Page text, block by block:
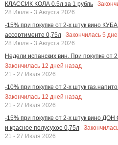
КЛАССИК КОЛА 0,5л за 1 рубль
28 Июля - 3 Августа 2026
-15% при покупке от 2-х штук вино
ассортименте 0,75л
Закончилась 5
28 Июля - 3 Августа 2026
Недели испанских вин. При покупке от
Закончилась 12 дней назад
21 - 27 Июля 2026
-10% при покупке от 2-х штук
Закончилась 12 дней назад
21 - 27 Июля 2026
-15% при покупке от 2-х штук вино
и красное полусухое 0,75л
21 - 27 Июля 2026